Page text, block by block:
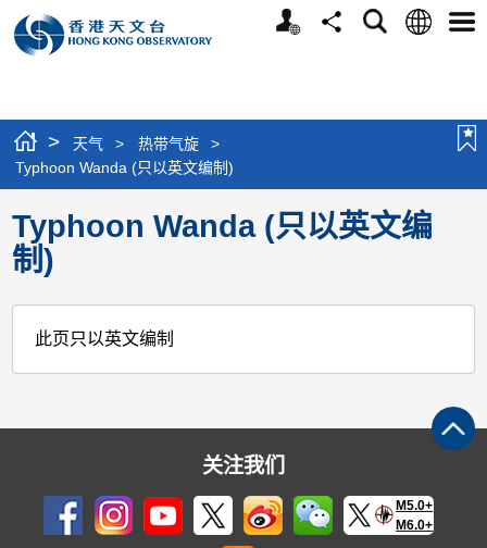
个
分
搜
语
选
> 天气 > 热带气旋
>
Typhoon Wanda (只以英文编制)
Typhoon Wanda (只以英文编
制)
此页只以英文编制
关注我们
M5.0+
M6.0+